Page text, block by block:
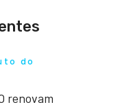
do
renovam